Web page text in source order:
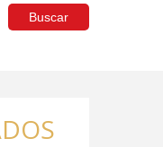
Buscar